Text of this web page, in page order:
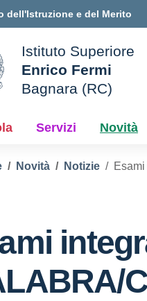
dell'Istruzione e del Merito
Istituto Superiore
Enrico Fermi
Bagnara (RC)
Servizi Novità
Novità Notizie